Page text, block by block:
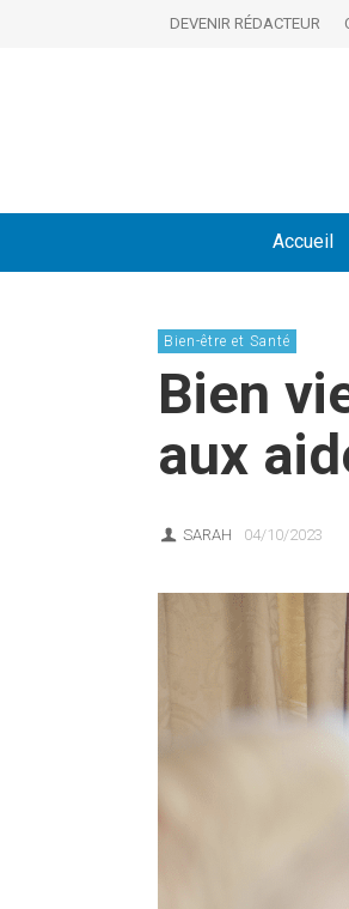
DEVENIR RÉDACTEUR
Accueil
Bien-être et Santé
Bien
aux
SARAH 04/10/2023